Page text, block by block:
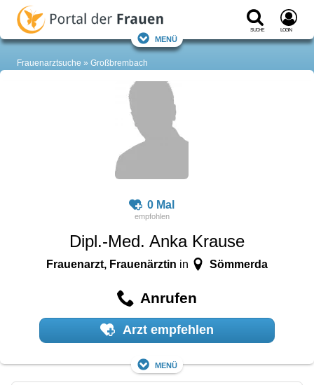
Suche Login
Menü
Frauenarztsuche Großbrembach
0 Mal
Dipl.-Med. Anka Krause
Frauenarzt, Frauenärztin in Sömmerda
Anrufen
Arzt empfehlen
Menü